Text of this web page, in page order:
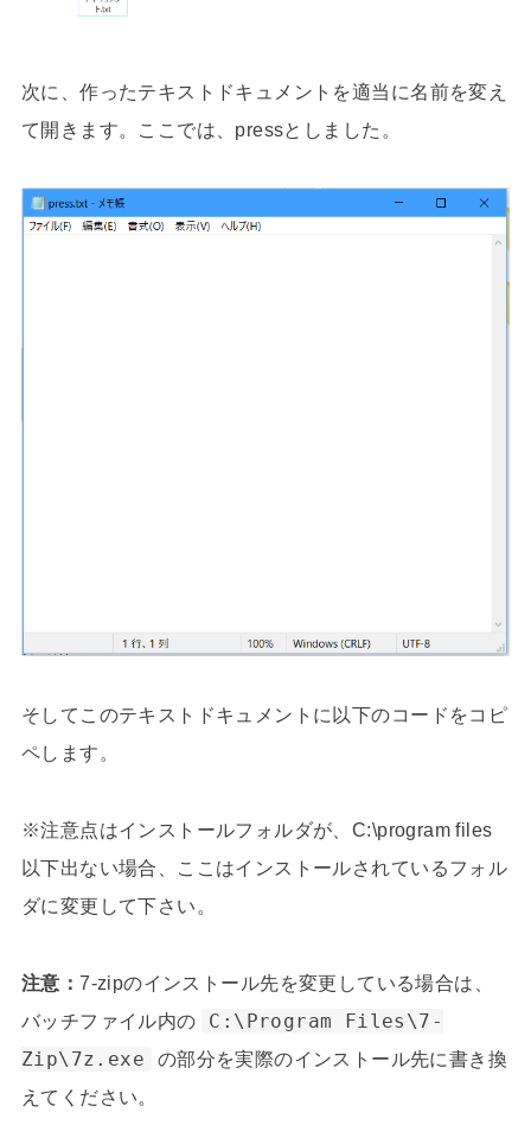
次に、作ったテキストドキュメントを適当に名前を変え
て開きます。ここでは、pressとしました。
そしてこのテキストドキュメントに以下のコードをコピ
ペします。
※注意点はインストールフォルダが、C:\program files
以下出ない場合、ここはインストールされているフォル
ダに変更して下さい。
注意：7-zipのインストール先を変更している場合は、
バッチファイル内の
C:\Program Files\7-
Zip\7z.exe
の部分を実際のインストール先に書き換
えてください。